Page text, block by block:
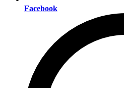
Facebook